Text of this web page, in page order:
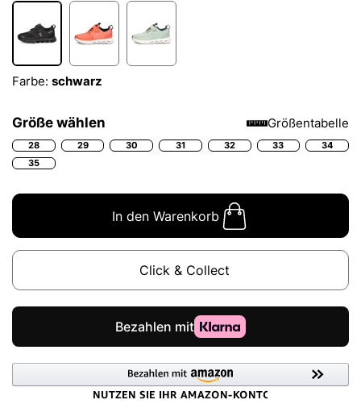
Farbe: schwarz
Größe wählen Größentabelle
28 29 30 31 32 33
34
35
In den Warenkorb
Click & Collect